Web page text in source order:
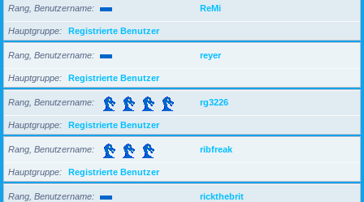
Rang, Benutzername ReMi
Hauptgruppe Registrierte Benutzer
Rang, Benutzername reyer
Hauptgruppe Registrierte Benutzer
Rang, Benutzername rg3226
Hauptgruppe Registrierte Benutzer
Rang, Benutzername ribfreak
Hauptgruppe Registrierte Benutzer
Rang, Benutzername rickthebrit